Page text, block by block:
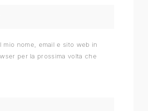
mio nome, email e sito web in
per la prossima volta che